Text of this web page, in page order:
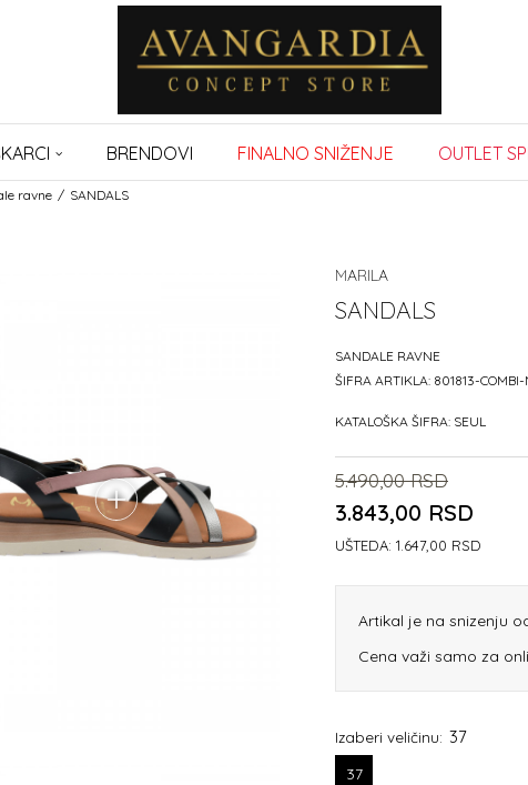
BRENDOVI FINALNO SNIŽENJE OUTLET
ravne SANDALS
MARILA
SANDALS
SANDALE RAVNE
ŠIFRA ARTIKLA: 801813-COMBI-
KATALOŠKA ŠIFRA: SEUL
5.490,00 RSD
3.843,00 RSD
UŠTEDA: 1.647,00 RSD
Artikal je na snizenju
Cena važi samo za
Izaberi veličinu: 37
37